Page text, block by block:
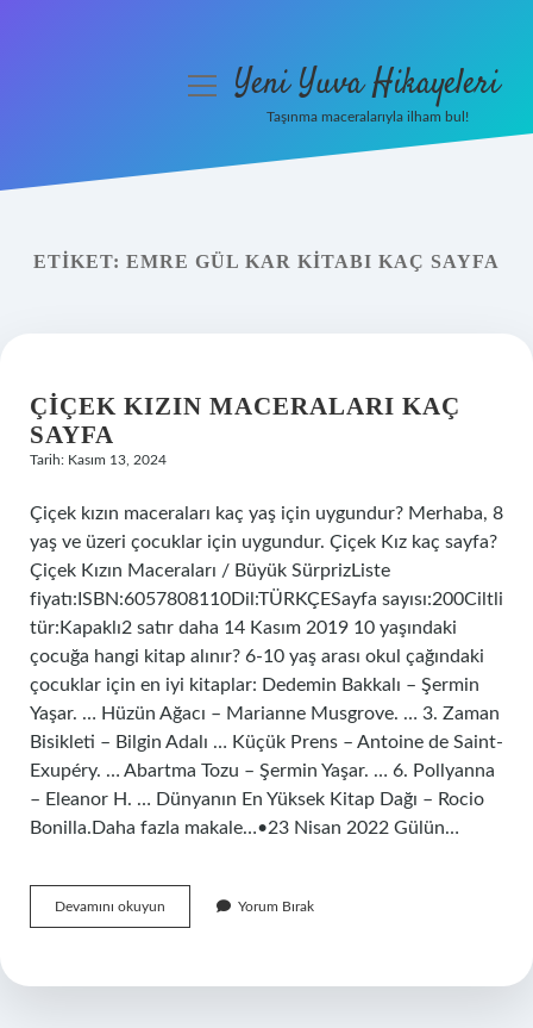
Yasal Uyarı
menüyüYeni Yuva Hikayeleri
Taşınma maceralarıyla ilham bul!
ETIKET: EMRE GÜL KAR KITABI KAÇ SAYFA
ÇIÇEK KIZIN MACERALARI KAÇ
SAYFA
Tarih: Kasım 13, 2024
Çiçek kızın maceraları kaç yaş için uygundur? Merhaba, 8
yaş ve üzeri çocuklar için uygundur. Çiçek Kız kaç sayfa?
Çiçek Kızın Maceraları / Büyük SürprizListe
fiyatı:ISBN:6057808110Dil:TÜRKÇESayfa sayısı:200Ciltli
tür:Kapaklı2 satır daha 14 Kasım 2019 10 yaşındaki
çocuğa hangi kitap alınır? 6-10 yaş arası okul çağındaki
çocuklar için en iyi kitaplar: Dedemin Bakkalı – Şermin
Yaşar. … Hüzün Ağacı – Marianne Musgrove. … 3. Zaman
Bisikleti – Bilgin Adalı … Küçük Prens – Antoine de Saint-
Exupéry. … Abartma Tozu – Şermin Yaşar. … 6. Pollyanna
– Eleanor H. … Dünyanın En Yüksek Kitap Dağı – Rocio
Bonilla.Daha fazla makale…•23 Nisan 2022 Gülün…
Devamını okuyun
Kızın
Sayfa
Yorum Bırak